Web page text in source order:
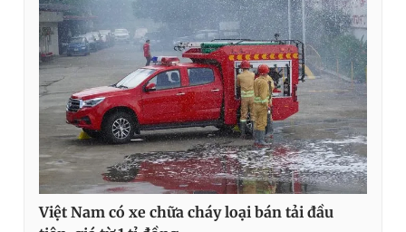
Việt Nam có xe chữa cháy loại bán tải đầu